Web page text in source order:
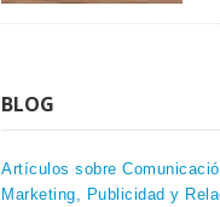
BLOG
Artículos sobre
Marketing, Publicidad y